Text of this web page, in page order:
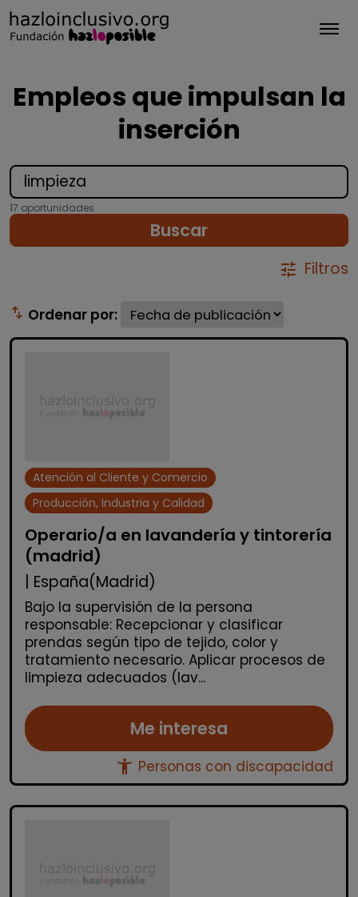
Empleos que impulsan la
inserción
17 oportunidades
Buscar
tune Filtros
swap_vert Ordenar por:
Atención al Cliente y Comercio
Producción, Industria y Calidad
Operario/a en lavandería y tintorería
(madrid)
| España(Madrid)
Bajo la supervisión de la persona
responsable: Recepcionar y clasificar
prendas según tipo de tejido, color y
tratamiento necesario. Aplicar procesos de
limpieza adecuados (lav...
Me interesa
accessibility_new Personas con discapacidad